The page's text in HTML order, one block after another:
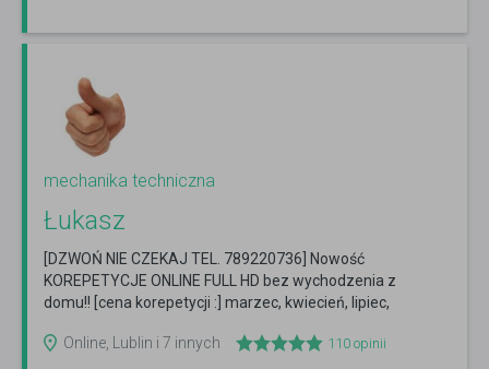
mechanika techniczna
Łukasz
[DZWOŃ NIE CZEKAJ TEL. 789220736] Nowość
KOREPETYCJE ONLINE FULL HD bez wychodzenia z
domu!! [cena korepetycji :] marzec, kwiecień, lipiec,
Online, Lublin i 7 innych
110 opinii